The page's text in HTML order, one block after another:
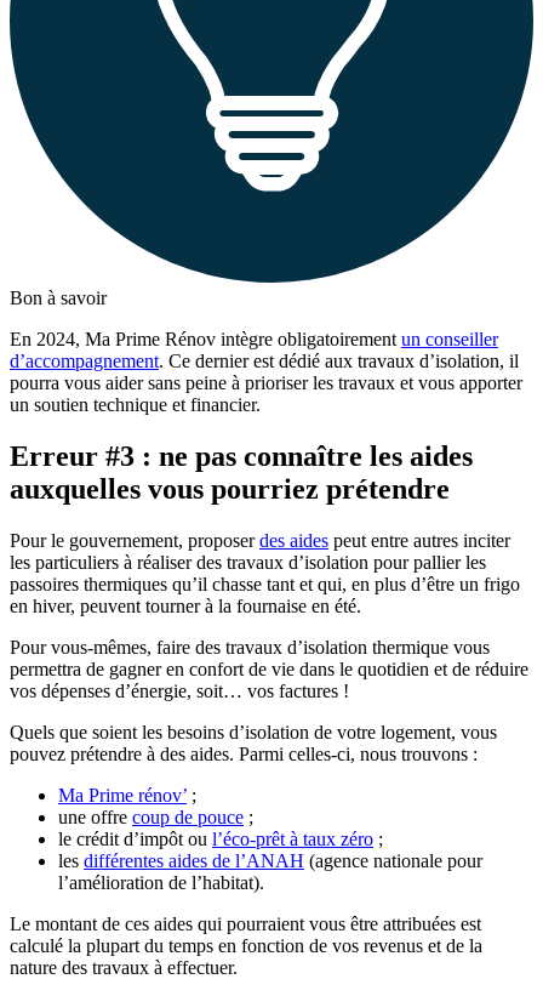
Bon à savoir
En 2024, Ma Prime Rénov intègre obligatoirement un conseiller
d’accompagnement. Ce dernier est dédié aux travaux d’isolation, il
pourra vous aider sans peine à prioriser les travaux et vous apporter
un soutien technique et financier.
Erreur #3 : ne pas connaître les aides
auxquelles vous pourriez prétendre
Pour le gouvernement, proposerdes aides peut entre autres inciter
les particuliers à réaliser des travaux d’isolation pour pallier les
passoires thermiques qu’il chasse tant et qui, en plus d’être un frigo
en hiver, peuvent tourner à la fournaise en été.
Pour vous-mêmes, faire des travaux d’isolation thermique vous
permettra de gagner en confort de vie dans le quotidien et de réduire
vos dépenses d’énergie, soit… vos factures !
Quels que soient les besoins d’isolation de votre logement, vous
pouvez prétendre à des aides. Parmi celles-ci, nous trouvons :
Ma Prime rénov’ ;
une offre coup de pouce ;
le crédit d’impôt ou l’éco-prêt à taux zéro ;
les différentes aides de l’ANAH (agence nationale pour
l’amélioration de l’habitat).
Le montant de ces aides qui pourraient vous être attribuées est
calculé la plupart du temps en fonction de vos revenus et de la
nature des travaux à effectuer.